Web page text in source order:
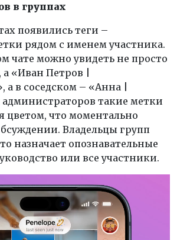
в группах
появились теги –
рядом с именем участника.
чате можно увидеть не просто
«Иван Петров |
а в соседском – «Анна |
администраторов такие метки
цветом, что моментально
Владельцы групп
назначает опознавательные
или все участники.